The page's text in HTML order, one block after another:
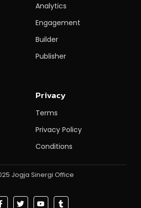
Analytics
Engagement
Builder
Publisher
Privacy
Terms
Privacy Policy
Conditions
Jogja Sinergi Office